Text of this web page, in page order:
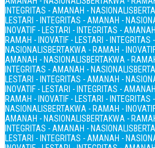
INTEGRITAS - AMANAH - NASIONALIS
LESTARI - INTEGRITAS - AMANAH -
INOVATIF - LESTARI - INTEGRITAS -
RAMAH - INOVATIF - LESTARI -
NASIONALISBERTAKWA - RAMAH -
AMANAH - NASIONALISBERTAKWA -
INTEGRITAS - AMANAH - NASIONALIS
LESTARI - INTEGRITAS - AMANAH -
INOVATIF - LESTARI - INTEGRITAS -
RAMAH - INOVATIF - LESTARI -
NASIONALISBERTAKWA - RAMAH -
AMANAH - NASIONALISBERTAKWA -
INTEGRITAS - AMANAH - NASIONALIS
LESTARI - INTEGRITAS - AMANAH -